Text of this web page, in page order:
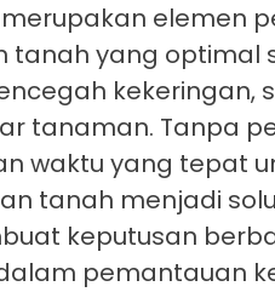
elemen
tanah yang optimal
kekeringan,
tanaman. Tanpa
waktu yang tepat
tanah menjadi
keputusan
pemantauan